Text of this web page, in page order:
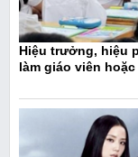
Hiệu trưởng, hiệu
làm giáo viên